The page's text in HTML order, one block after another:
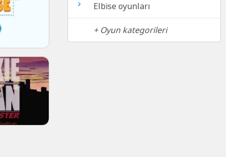
Elbise oyunları
+ Oyun kategorileri